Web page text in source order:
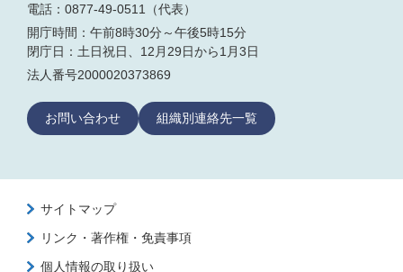
電話：0877-49-0511（代表）
開庁時間：午前8時30分～午後5時15分
閉庁日：土日祝日、12月29日から1月3日
法人番号2000020373869
お問い合わせ 組織別連絡先一覧
サイトマップ
リンク・著作権・免責事項
個人情報の取り扱い